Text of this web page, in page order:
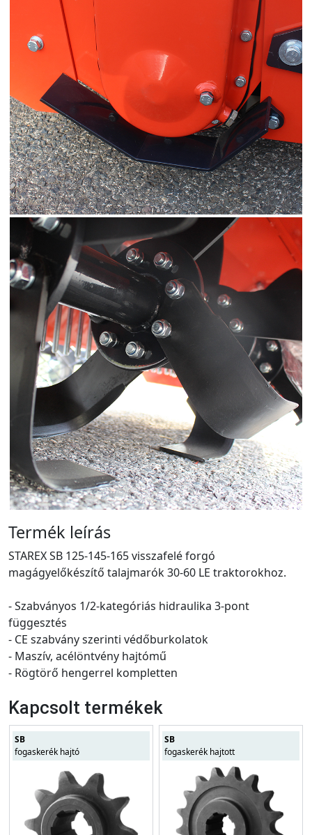
Termék leírás
STAREX SB 125-145-165 visszafelé forgó
magágyelőkészítő talajmarók 30-60 LE traktorokhoz.
- Szabványos 1/2-kategóriás hidraulika 3-pont
függesztés
- CE szabvány szerinti védőburkolatok
- Maszív, acélöntvény hajtómű
- Rögtörő hengerrel kompletten
Kapcsolt termékek
SB
fogaskerék hajtó
SB
fogaskerék hajtott